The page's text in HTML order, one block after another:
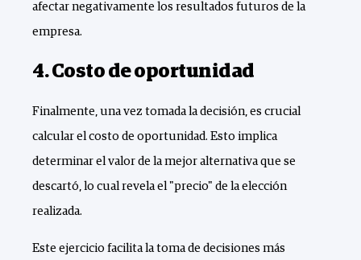
afectar negativamente los resultados futuros de la
empresa.
4. Costo de oportunidad
Finalmente, una vez tomada la decisión, es crucial
calcular el costo de oportunidad. Esto implica
determinar el valor de la mejor alternativa que se
descartó, lo cual revela el "precio" de la elección
realizada.
Este ejercicio facilita la toma de decisiones más